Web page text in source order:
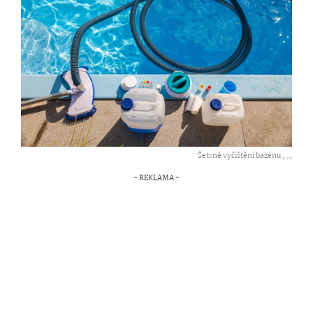
Šetrné vyčištění bazénu ,...